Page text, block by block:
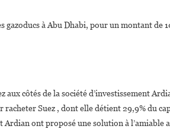
gazoducs à Abu Dhabi, pour un montant de
côtés de la société d’investissement
Suez , dont elle détient 29,9% du
Ardian ont proposé une solution à